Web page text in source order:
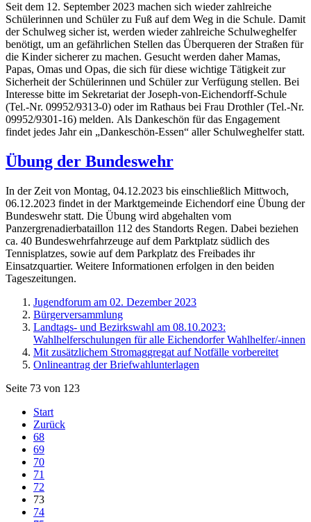
Seit dem 12. September 2023 machen sich wieder zahlreiche
Schülerinnen und Schüler zu Fuß auf dem Weg in die Schule. Damit
der Schulweg sicher ist, werden wieder zahlreiche Schulweghelfer
benötigt, um an gefährlichen Stellen das Überqueren der Straßen für
die Kinder sicherer zu machen. Gesucht werden daher Mamas,
Papas, Omas und Opas, die sich für diese wichtige Tätigkeit zur
Sicherheit der Schülerinnen und Schüler zur Verfügung stellen. Bei
Interesse bitte im Sekretariat der Joseph-von-Eichendorff-Schule
(Tel.-Nr. 09952/9313-0) oder im Rathaus bei Frau Drothler (Tel.-Nr.
09952/9301-16) melden. Als Dankeschön für das Engagement
findet jedes Jahr ein „Dankeschön-Essen“ aller Schulweghelfer statt.
Übung der Bundeswehr
In der Zeit von Montag, 04.12.2023 bis einschließlich Mittwoch,
06.12.2023 findet in der Marktgemeinde Eichendorf eine Übung der
Bundeswehr statt. Die Übung wird abgehalten vom
Panzergrenadierbataillon 112 des Standorts Regen. Dabei beziehen
ca. 40 Bundeswehrfahrzeuge auf dem Parktplatz südlich des
Tennisplatzes, sowie auf dem Parkplatz des Freibades ihr
Einsatzquartier. Weitere Informationen erfolgen in den beiden
Tageszeitungen.
Jugendforum am 02. Dezember 2023
Bürgerversammlung
Landtags- und Bezirkswahl am 08.10.2023:
Wahlhelferschulungen für alle Eichendorfer Wahlhelfer/-innen
Mit zusätzlichem Stromaggregat auf Notfälle vorbereitet
Onlineantrag der Briefwahlunterlagen
Seite 73 von 123
Start
Zurück
68
69
70
71
72
73
74